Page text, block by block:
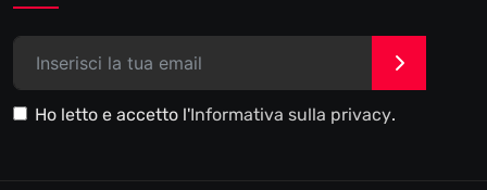
Ho letto e accetto l'Informativa sulla privacy.
>